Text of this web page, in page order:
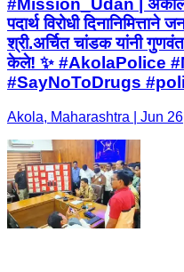
#Mission_Udan |
पदार्थ विरोधी
श्री.अर्चित चांडक यांनी गुणवंत
केले! ✨ #AkolaPolice
#SayNoToDrugs
Akola, Maharashtra | Jun